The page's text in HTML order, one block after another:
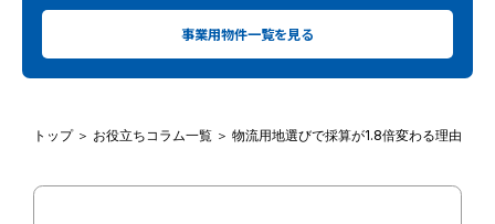
事業用物件一覧を見る
トップ＞ お役立ちコラム一覧＞ 物流用地選びで採算が1.8倍変わる理由